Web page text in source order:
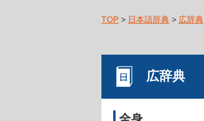
TOP > 日本語辞典 > 広辞典
広辞典